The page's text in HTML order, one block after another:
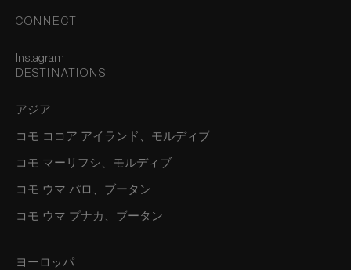
CONNECT
Instagram
DESTINATIONS
アジア
コモ ココア アイランド、モルディブ
コモ マーリフシ、モルディブ
コモ ウマ パロ、ブータン
コモ ウマ プナカ、ブータン
ヨーロッパ